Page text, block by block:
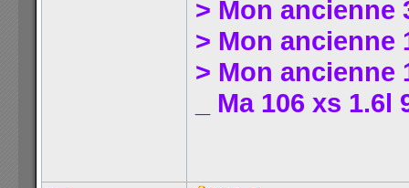
> Mon ancienne
> Mon ancienne
> Mon ancienne
_ Ma 106 xs 1.6l